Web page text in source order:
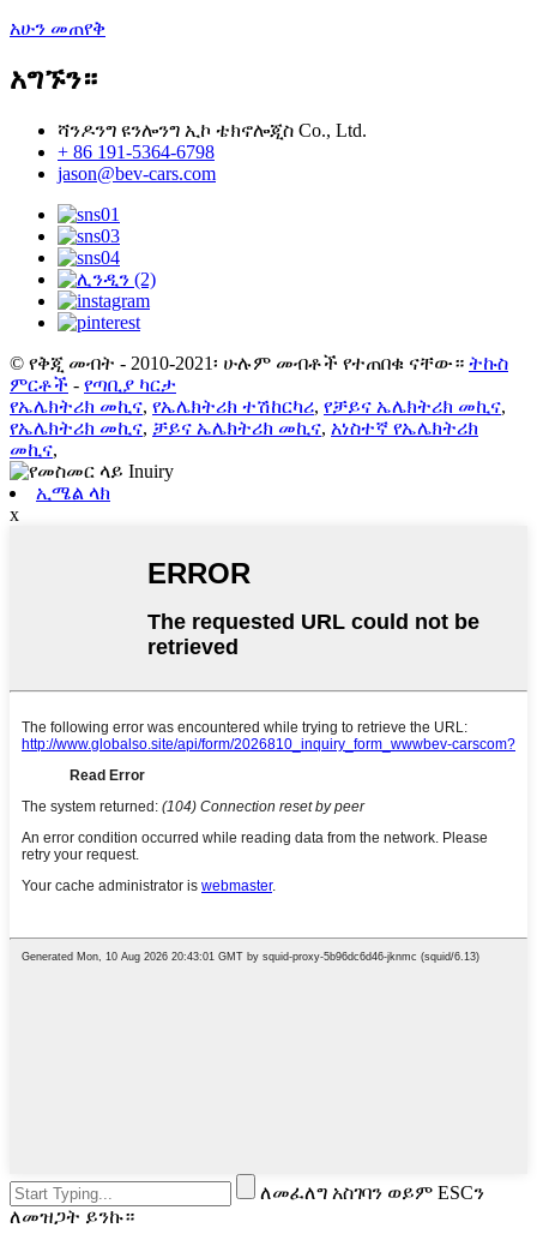
አሁን መጠየቅ
አግኙን።
ሻንዶንግ ዩንሎንግ ኢኮ ቴክኖሎጂስ Co., Ltd.
+ 86 191-5364-6798
jason@bev-cars.com
© የቅጂ መብት - 2010-2021፡ ሁሉም መብቶች የተጠበቁ ናቸው። ትኩስ
ምርቶች - የጣቢያ ካርታ
የኤሌክትሪክ መኪና, የኤሌክትሪክ ተሽከርካሪ, የቻይና ኤሌክትሪክ መኪና,
የኤሌክትሪክ መኪና, ቻይና ኤሌክትሪክ መኪና, አነስተኛ የኤሌክትሪክ
መኪና,
ኢሜል ላክ
x
ለመፈለግ አስገባን ወይም ESCን
ለመዝጋት ይንኩ።